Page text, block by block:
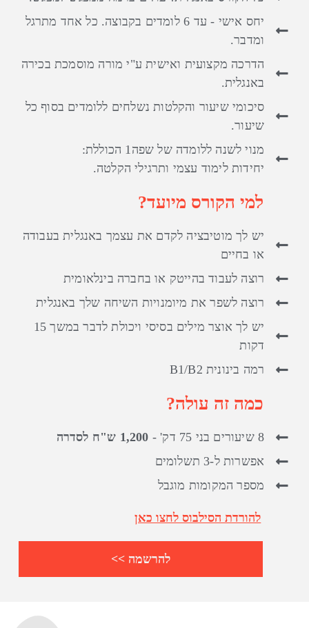
יחס אישי - עד 6 לומדים בקבוצה. כל אחד מתרגל
ומדבר.
הדרכה מקצועית ואישית ע"י מורה מוסמכת בכירה
באנגלית.
סיכומי שיעור והקלטות נשלחים ללומדים בסוף כל
שיעור.
מנוי לשנה ללומדה של שפה1 הכוללת:
יחידות לימוד עצמי ותרגילי הקלטה.
למי הקורס מיועד?
יש לך מוטיבציה לקדם את עצמך באנגלית בעבודה
או בחיים
רוצה לעבוד בהייטק או בחברה בינלאומית
רוצה לשפר את מיומנויות השיחה שלך באנגלית
יש לך אוצר מילים בסיסי ויכולת לדבר במשך 15
דקות
רמה בינונית B1/B2
כמה זה עולה?
8 שיעורים בני 75 דק' -
1,200 ש"ח לסדרה
אפשרות ל-3 תשלומים
מספר המקומות מוגבל
להורדת הסילבוס לחצו כאן
להרשמה >>